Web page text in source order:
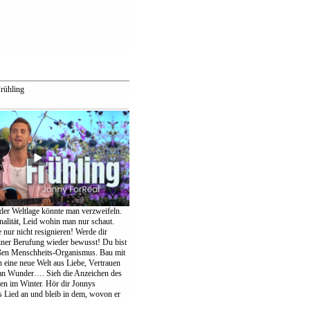
Weltlage könnte man verzweifeln.
Leid wohin man nur schaut.
nur nicht resignieren! Werde dir
Berufung wieder bewusst! Du bist
Menschheits-Organismus. Bau mit
eine neue Welt aus Liebe, Vertrauen
Wunder…. Sieh die Anzeichen des
im Winter. Hör dir Jonnys
Lied an und bleib in dem, wovon er